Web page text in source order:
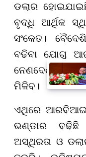
ଡଲାର
ବୃଦ୍ଧି ଆର୍ଥିକ
ସଂକେତ।
ବଢିବା ଯୋଗୁ
ନେଣଦେଣର
ମିଳିବ।
ଏଥିରେ ଆରବିଆଇ
ଭଣ୍ଡାର ବଢିଛି
ଅସ୍ଥିରତା ଓ